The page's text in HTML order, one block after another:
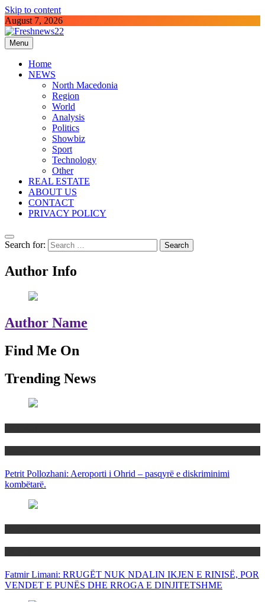
Skip to content
August 7, 2026
Freshnews22
Best News Website in North Macedonia
Menu
Home
NEWS
North Macedonia
Region
World
Analysis
Politics
Showbiz
Sport
Technology
Other
REAL ESTATE
ABOUT US
CONTACT
PRIVACY POLICY
Search for:
Author Info
Author Name
Find Me On
Trending News
Petrit Pollozhani: Aeroporti i Ohrid – pasqyrë e diskriminimi
kombëtarë.
Fatmir Limani: RRUGËT NUK NDALIN IKJEN E RINISË, POR
VENDET E PUNËS DHE RROGA E DINJITETSHME